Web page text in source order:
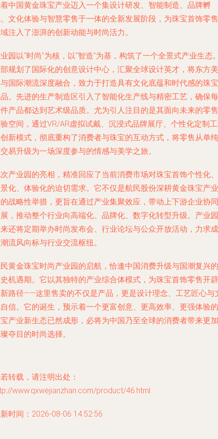
中国黄金珠宝产业迈入一个集设计研发、智能制造、品牌孵
文化体验与智慧零售于一体的全新发展阶段，为珠宝首饰零售
注入了澎湃的创新动能与时尚活力。
园以“时尚”为核，以“智造”为基，构筑了一个全景式产业生态
规划了国际化的创意设计中心，汇聚全球设计英才，将东方美
国际潮流深度融合，致力于打造具有文化底蕴和时代感的珠宝
。先进的生产制造区引入了智能化生产线与精密工艺，确保每
产品都达到艺术级品质。尤为引人注目的是其面向未来的零售
空间，通过VR/AR虚拟试戴、沉浸式品牌展厅、个性化定制
新模式，彻底重构了消费者与珠宝的互动方式，将零售从单纯
易升级为一场深度参与的情感与美学之旅。
产业园的亮相，精准回应了当前消费市场对珠宝首饰个性化、
化、体验化的迫切需求。它不仅是航民股份深耕黄金珠宝产业
战略性举措，更旨在通过产业集聚效应，带动上下游企业协同
，推动整个行业向高端化、品牌化、数字化转型升级。产业园
还将定期举办时尚发布会、行业论坛与公众开放活动，力求成
流风向标与行业交流枢纽。
黄金珠宝时尚产业园的启航，恰逢中国消费升级与国潮复兴的
机遇期。它以其独特的产业综合体模式，为珠宝首饰零售开辟
路径——这里售卖的不仅是产品，更是设计理念、工艺匠心与
信。它的诞生，预示着一个更富创意、更高效率、更强体验的
产业新生态已然成形，必将为中国乃至全球的消费者带来更加
夺目的时尚选择。
转载，请注明出处：
www.qxwejianzhan.com/product/46.html
时间：2026-08-06 14:52:56